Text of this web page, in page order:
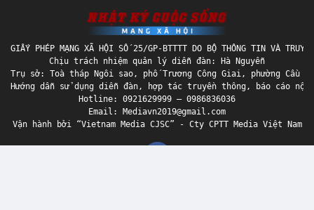
GIẤY PHÉP MẠNG XÃ HỘI SỐ 25/GP-BTTTT DO BỘ THÔNG TIN VÀ
Chịu trách nhiệm quản lý diễn đàn: Hà Nguyễn
Trụ sở: Toà tháp Ngôi sao, phố Trương Công Giai, phường Cầu
Hướng dẫn sử dụng diễn đàn, hợp tác truyền thông, báo cáo
Hotline: 0921629999 – 0986836036
Email: Mediavn2019@gmail.com
Vận hành bởi “Vietnam Media CJSC” - Cty CPTT Media Việt Nam